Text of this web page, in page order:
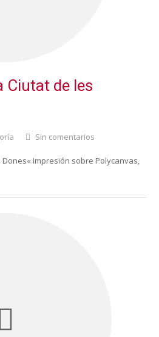
Ciutat de les
Sin comentarios
Dones« Impresión sobre Polycanvas,